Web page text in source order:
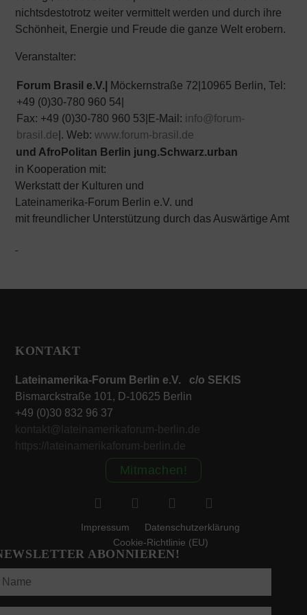
nichtsdestotrotz weiter vermittelt werden und durch ihre
Schönheit, Energie und Freude die ganze Welt erobern.
Veranstalter:
Forum Brasil e.V.|
Möckernstraße 72|10965 Berlin, Tel:
+49 (0)30-780 960 54|
Fax: +49 (0)30-780 960 53|E-Mail: info@forum-
brasil.de |. Web:www.forum-brasil.de
und AfroPolitan Berlin jung.Schwarz.urban
in Kooperation mit:
Werkstatt der Kulturen und
Lateinamerika-Forum Berlin e.V. und
mit freundlicher Unterstützung durch das Auswärtige Amt
KONTAKT
Lateinamerika-Forum Berlin e.V. c/o SEKIS
Bismarckstraße 101, D-10625 Berlin
+49 (0)30 832 96 37
kontakt@lateinamerikaforum-berlin.de
https://lateinamerikaforum-berlin.de
Mitmachen!
Impressum
Datenschutzerklärung
Cookie-Richtlinie (EU)
ABONNIEREN!